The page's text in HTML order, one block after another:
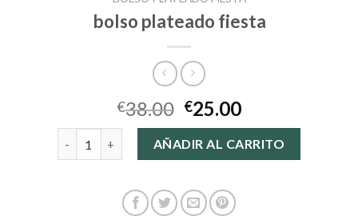
bolso plateado fiesta
€38.00 €25.00
bolso plateado fiesta cantidadAÑADIR AL CARRITO